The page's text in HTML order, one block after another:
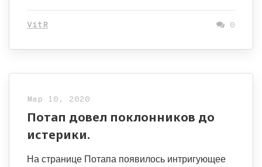
VitR 0
Мар 10, 2020
Потап довел поклонников до
истерики.
На странице Потапа появилось интригующее